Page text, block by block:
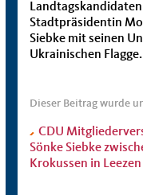
Stadtpräsidentin
Siebke mit seinen
Ukrainischen
Dieser Beitrag wurde
CDU
Sönke Siebke
Krokussen in Leezen